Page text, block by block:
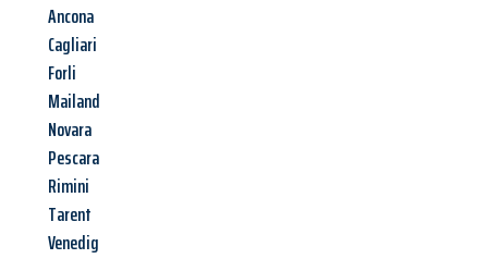
Ancona
Cagliari
Forli
Mailand
Novara
Pescara
Rimini
Tarent
Venedig